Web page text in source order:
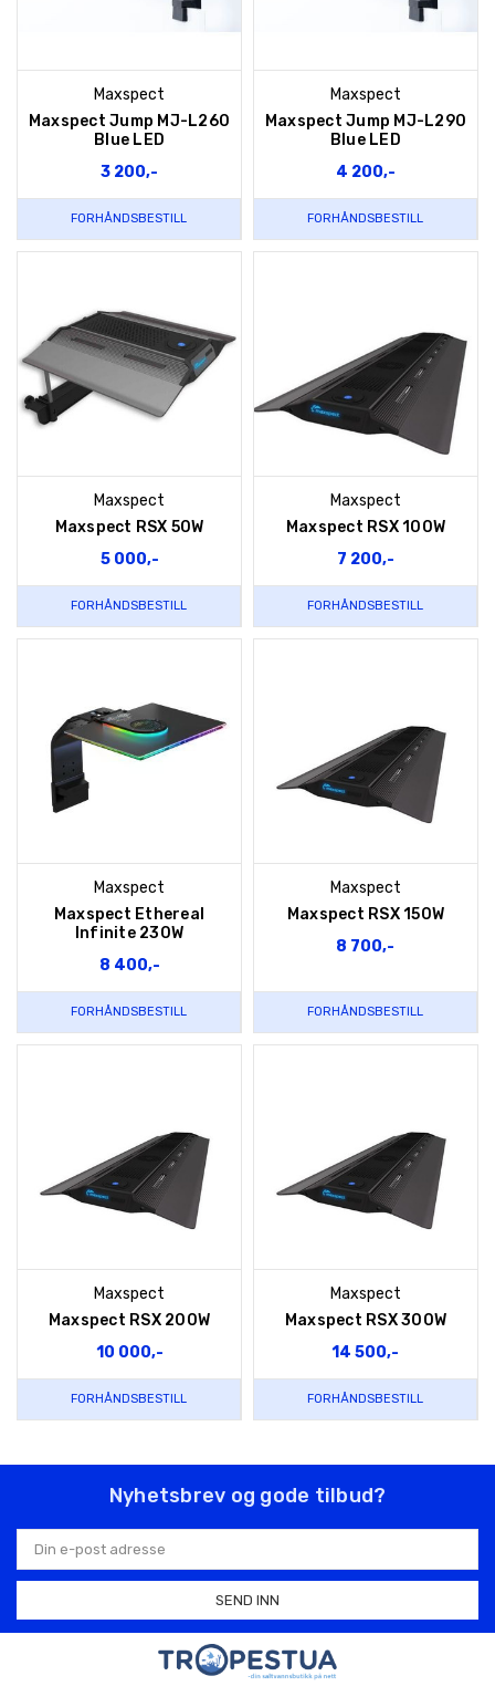
Maxspect
Maxspect Jump MJ-L260
Blue LED
3 200,-
FORHÅNDSBESTILL
Maxspect
Maxspect Jump MJ-L290
Blue LED
4 200,-
FORHÅNDSBESTILL
Maxspect
Maxspect RSX 50W
5 000,-
FORHÅNDSBESTILL
Maxspect
Maxspect RSX 100W
7 200,-
FORHÅNDSBESTILL
Maxspect
Maxspect Ethereal
Infinite 230W
8 400,-
FORHÅNDSBESTILL
Maxspect
Maxspect RSX 150W
8 700,-
FORHÅNDSBESTILL
Maxspect
Maxspect RSX 200W
10 000,-
FORHÅNDSBESTILL
Maxspect
Maxspect RSX 300W
14 500,-
FORHÅNDSBESTILL
Nyhetsbrev og gode tilbud?
E-
postadresse